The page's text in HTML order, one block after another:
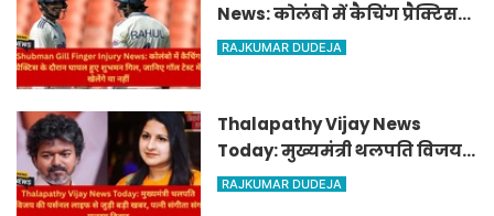
News: कोलंबो में कैचिंग प्रैक्टिस
के दौरान घायल हुए शुभमन गिल,
RAJKUMAR DUDEJA
Thalapathy Vijay News
Today: मुख्यमंत्री थलपति विजय
की पर्सनल लाइफ से जुड़ी बड़ी खबर,
RAJKUMAR DUDEJA